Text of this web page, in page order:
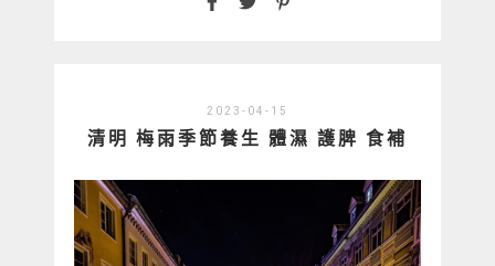
2023-04-15
清明 梅雨季節養生 體濕 護脾 食補